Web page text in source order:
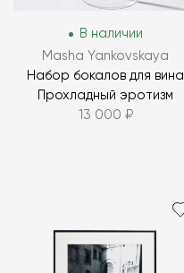
В наличии
Masha Yankovskaya
Набор бокалов для вина
Прохладный эротизм
13 000 ₽